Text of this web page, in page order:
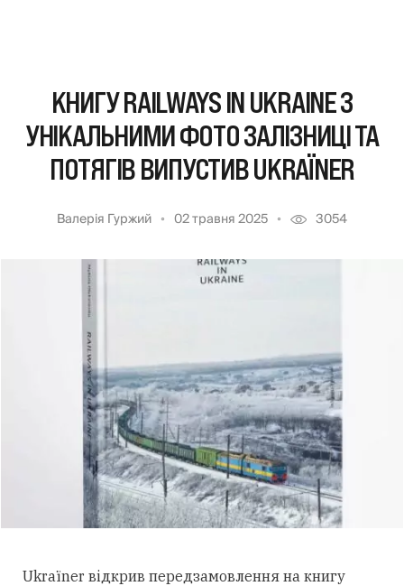
КНИГУ RAILWAYS IN UKRAINE З
УНІКАЛЬНИМИ ФОТО ЗАЛІЗНИЦІ ТА
ПОТЯГІВ ВИПУСТИВ UKRAЇNER
Валерія Гуржий 02 травня 2025 3054
Ukraїner відкрив передзамовлення на книгу